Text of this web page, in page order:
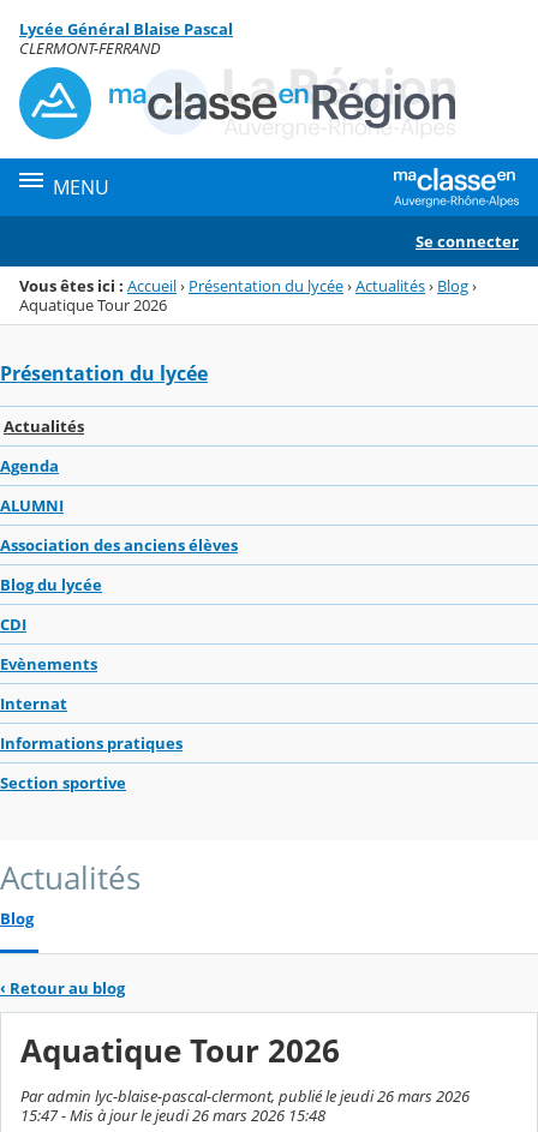
Menu de la rubrique
Contenu
Lycée Général Blaise Pascal
CLERMONT-FERRAND
MENU
Se connecter
Vous êtes ici : Accueil› Présentation du lycée›Actualités› Blog›
Aquatique Tour 2026
Présentation du lycée
Actualités
Agenda
ALUMNI
Association des anciens élèves
Blog du lycée
CDI
Evènements
Internat
Informations pratiques
Section sportive
Actualités
Blog
‹ Retour au blog
Aquatique Tour 2026
Par admin lyc-blaise-pascal-clermont, publié le jeudi 26 mars 2026
15:47 - Mis à jour le jeudi 26 mars 2026 15:48